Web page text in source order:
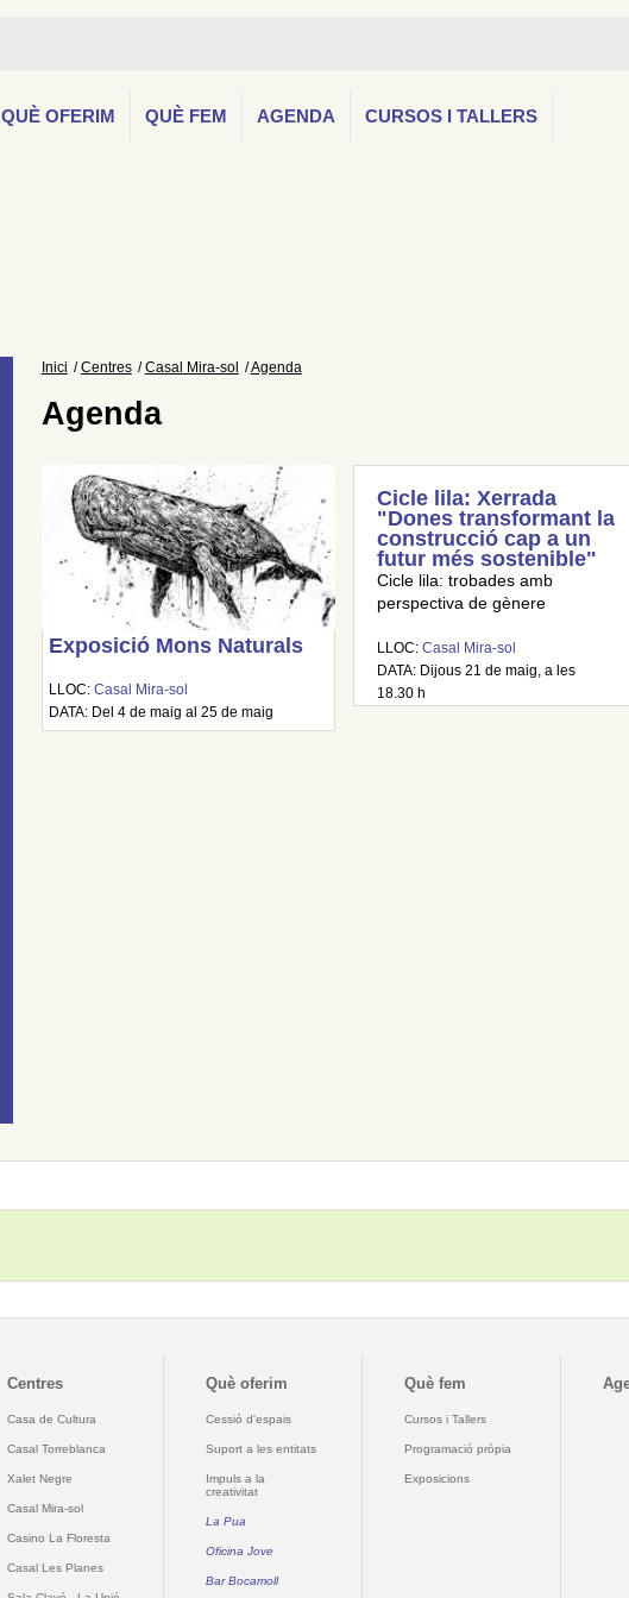
QUÈ OFERIM QUÈ FEM AGENDA CURSOS I TALLERS
Inici Centres Casal Mira-sol Agenda
Agenda
Exposició Mons Naturals
LLOC: Casal Mira-sol
DATA: Del 4 de maig al 25 de maig
Cicle lila: Xerrada
"Dones transformant la
construcció cap a un
futur més sostenible"
Cicle lila: trobades amb
perspectiva de gènere
LLOC:Casal Mira-sol
DATA: Dijous 21 de maig, a les
18.30 h
Centres
Casa de Cultura
Casal Torreblanca
Xalet Negre
Casal Mira-sol
Casino La Floresta
Casal Les Planes
Què oferim
Cessió d'espais
Suport a les entitats
Impuls a la
creativitat
La Pua
Oficina Jove
Bar Bocamoll
Què fem
Cursos i Tallers
Programació pròpia
Exposicions